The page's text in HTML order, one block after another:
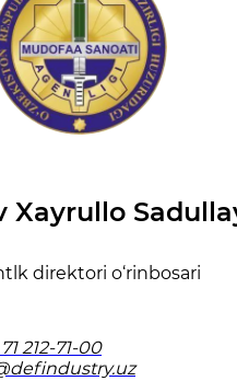
Xayrullo
direktori o‘rinbosari
212-71-00